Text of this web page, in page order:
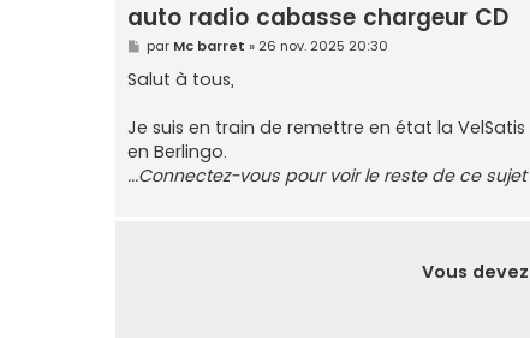
auto radio cabasse chargeur CD
M
e
s
s
g
e
par Mc barret » 26 nov. 2025 20:30
Salut à tous,
Je suis en train de remettre en état la
en Berlingo.
...Connectez-vous pour voir le reste de ce sujet
Vous